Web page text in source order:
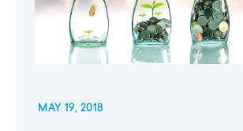
MAY 19, 2018